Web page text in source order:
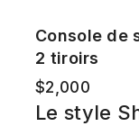
Console de
2 tiroirs
$2,000
Le style